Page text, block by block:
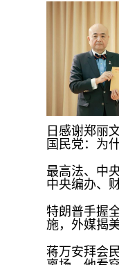
日感谢郑丽
国民党：为
最高法、中
中央编办、
特朗普手握
施，外媒揭
蒋万安拜会